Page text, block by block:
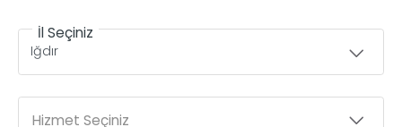
İl Seçiniz
Hizmet Seçiniz